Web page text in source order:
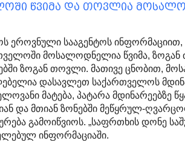
წვიმა და თოვლია
ეროვნული სააგენტოს
მოსალოდნელია წვიმა, ზოგან
ზოგან თოვლი. მათივე ცნობით,
დასავლეთ საქართველოს
მატება, პატარა
და მთიან ზონებში მეწყრულ-
გამოიწვიოს. „საფრთხის დონე
ინფორმაციაში.